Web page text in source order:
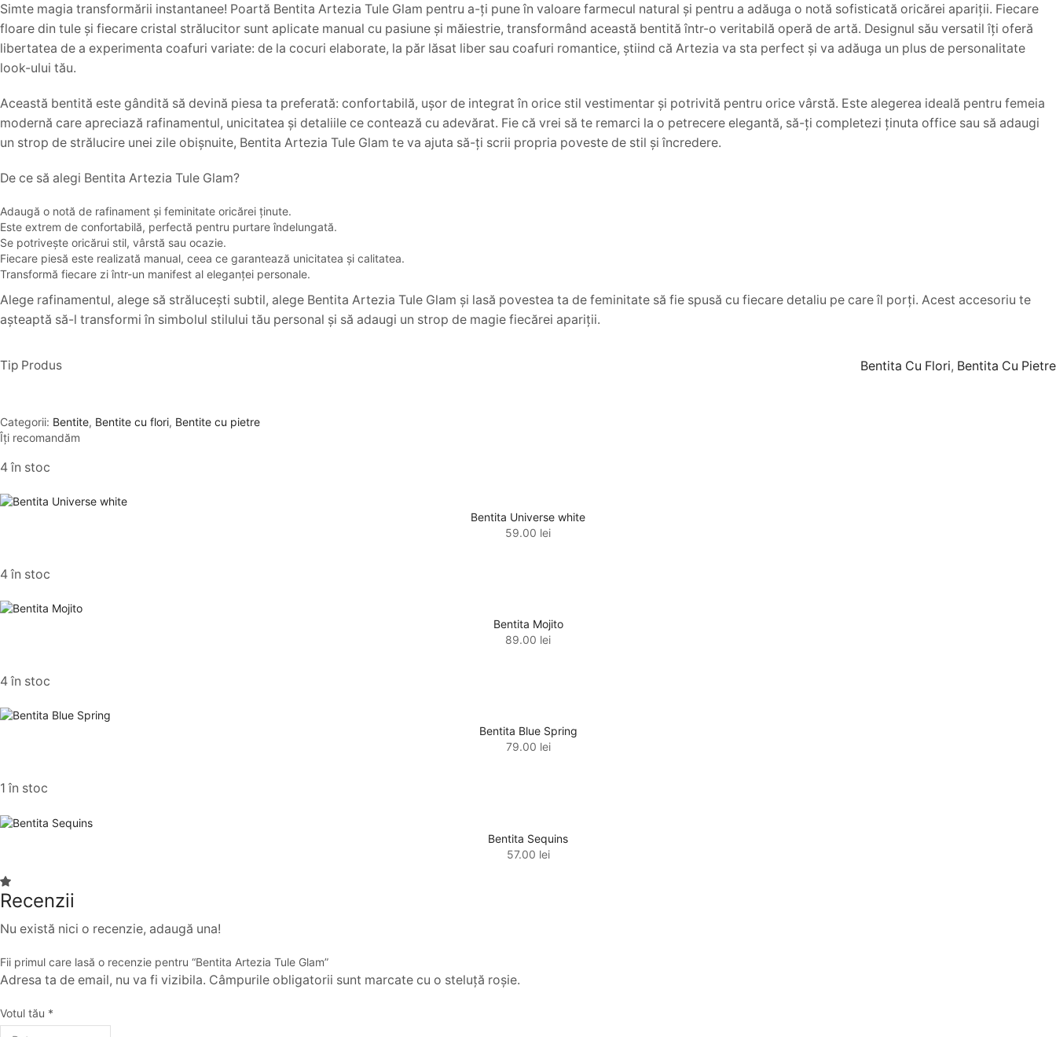
Simte magia transformării instantanee! Poartă Bentita Artezia Tule Glam pentru a-ți pune în valoare farmecul natural și pentru a adăuga o notă sofisticată oricărei apariții. Fiecare
floare din tule și fiecare cristal strălucitor sunt aplicate manual cu pasiune și măiestrie, transformând această bentită într-o veritabilă operă de artă. Designul său versatil îți oferă
libertatea de a experimenta coafuri variate: de la cocuri elaborate, la păr lăsat liber sau coafuri romantice, știind că Artezia va sta perfect și va adăuga un plus de personalitate
look-ului tău.
Această bentită este gândită să devină piesa ta preferată: confortabilă, ușor de integrat în orice stil vestimentar și potrivită pentru orice vârstă. Este alegerea ideală pentru femeia
modernă care apreciază rafinamentul, unicitatea și detaliile ce contează cu adevărat. Fie că vrei să te remarci la o petrecere elegantă, să-ți completezi ținuta office sau să adaugi
un strop de strălucire unei zile obișnuite, Bentita Artezia Tule Glam te va ajuta să-ți scrii propria poveste de stil și încredere.
De ce să alegi Bentita Artezia Tule Glam?
Adaugă o notă de rafinament și feminitate oricărei ținute.
Este extrem de confortabilă, perfectă pentru purtare îndelungată.
Se potrivește oricărui stil, vârstă sau ocazie.
Fiecare piesă este realizată manual, ceea ce garantează unicitatea și calitatea.
Transformă fiecare zi într-un manifest al eleganței personale.
Alege rafinamentul, alege să strălucești subtil, alege Bentita Artezia Tule Glam și lasă povestea ta de feminitate să fie spusă cu fiecare detaliu pe care îl porți. Acest accesoriu te
așteaptă să-l transformi în simbolul stilului tău personal și să adaugi un strop de magie fiecărei apariții.
Tip Produs Bentita Cu Flori, Bentita Cu Pietre
Categorii: Bentite, Bentite cu flori, Bentite cu pietre
Îți recomandăm
4 în stoc
Bentita Universe white
59.00 lei
4 în stoc
Bentita Mojito
89.00 lei
4 în stoc
Bentita Blue Spring
79.00 lei
1 în stoc
Bentita Sequins
57.00 lei
Recenzii
Nu există nici o recenzie, adaugă una!
Fii primul care lasă o recenzie pentru “Bentita Artezia Tule Glam”
Adresa ta de email, nu va fi vizibila. Câmpurile obligatorii sunt marcate cu o steluță roșie.
Votul tău *